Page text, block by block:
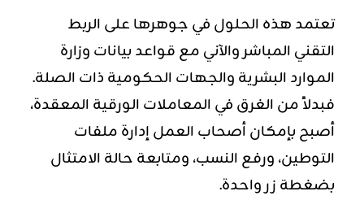
تعتمد هذه الحلول في جوهرها على الربط
التقني المباشر والآني مع قواعد بيانات وزارة
الموارد البشرية والجهات الحكومية ذات الصلة.
فبدلاً من الغرق في المعاملات الورقية المعقدة،
أصبح بإمكان أصحاب العمل إدارة ملفات
التوطين، ورفع النسب، ومتابعة حالة الامتثال
بضغطة زر واحدة.